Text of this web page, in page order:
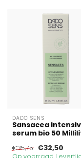
DADO SENS
Sansacea
serum bio 50
€35,75 €32,50
Op voorraad. Levertijd